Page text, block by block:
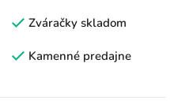
p
v
n
e
Zváračky skladom
Kamenné predajne